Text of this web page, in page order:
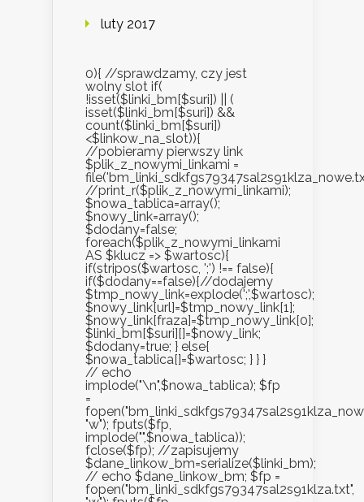
luty 2017
0){ //sprawdzamy, czy jest
wolny slot if(
!isset($linki_bm[$suri]) || (
isset($linki_bm[$suri]) &&
count($linki_bm[$suri])
<$linkow_na_slot)){
//pobieramy pierwszy link
$plik_z_nowymi_linkami =
//print_r($plik_z_nowymi_linkami);
$nowa_tablica=array();
$nowy_link=array();
$dodany=false;
foreach($plik_z_nowymi_linkami
AS $klucz => $wartosc){
if(stripos($wartosc, ';') !== false){
if($dodany==false){//dodajemy
$tmp_nowy_link=explode(';',$wartosc);
$nowy_link[url]=$tmp_nowy_link[1];
$nowy_link[fraza]=$tmp_nowy_link[0];
$linki_bm[$suri][]=$nowy_link;
$dodany=true; } else{
$nowa_tablica[]=$wartosc; } } }
// echo
implode("\n",$nowa_tablica); $fp
=
"w"); fputs($fp,
implode("",$nowa_tablica));
fclose($fp); //zapisujemy
$dane_linkow_bm=serialize($linki_bm);
// echo $dane_linkow_bm; $fp =
fopen("bm_linki_sdkfgs79347sal2s91klza.txt",